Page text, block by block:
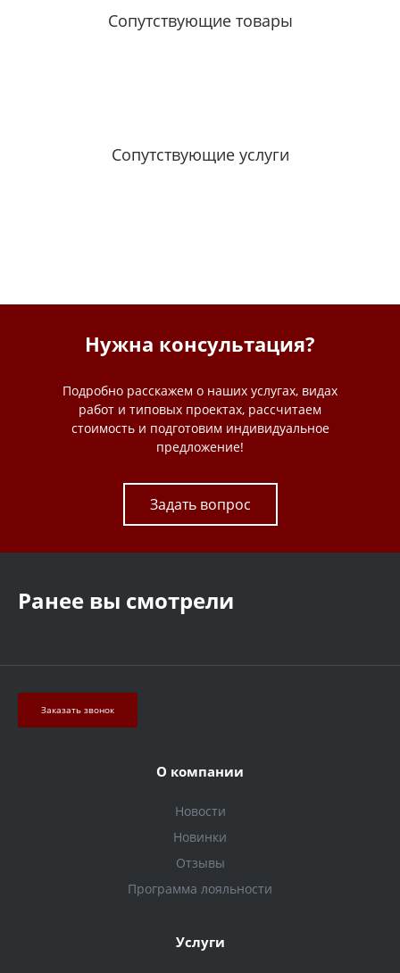
Сопутствующие товары
Сопутствующие услуги
Нужна консультация?
Подробно расскажем о наших услугах, видах
работ и типовых проектах, рассчитаем
стоимость и подготовим индивидуальное
предложение!
Задать вопрос
Ранее вы смотрели
Заказать звонок
О компании
Новости
Новинки
Отзывы
Программа лояльности
Услуги